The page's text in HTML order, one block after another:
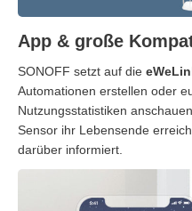
App & große
SONOFF setzt auf die
Automationen erstellen oder
Nutzungsstatistiken
Sensor ihr Lebensende
darüber informiert.